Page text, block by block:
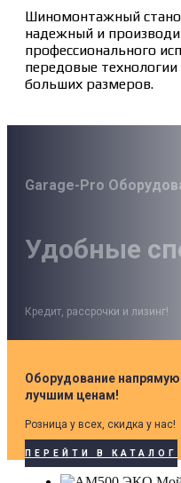
Шиномонтажный
надежный и
профессионального
передовые
больших размеров.
Garage-Pro
Удобные
Кредит, рассрочки и лизинг!
Оборудование
лучшим ценам!
Розница у всех, скидка у нас!
ПЕРЕЙТИ В КАТАЛОГ